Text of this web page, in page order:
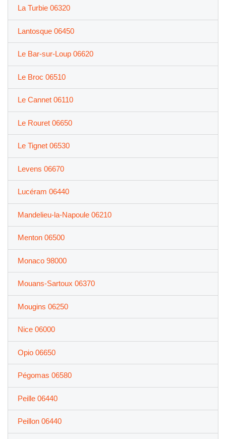
La Turbie 06320
Lantosque 06450
Le Bar-sur-Loup 06620
Le Broc 06510
Le Cannet 06110
Le Rouret 06650
Le Tignet 06530
Levens 06670
Lucéram 06440
Mandelieu-la-Napoule 06210
Menton 06500
Monaco 98000
Mouans-Sartoux 06370
Mougins 06250
Nice 06000
Opio 06650
Pégomas 06580
Peille 06440
Peillon 06440